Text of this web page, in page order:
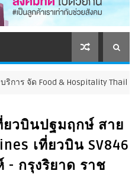
Thailand 2026 เชื่อม 4 งา
วบินปฐมฤกษ์ สาย
เที่ยวบิน SV846
- กรุงริยาด ราช